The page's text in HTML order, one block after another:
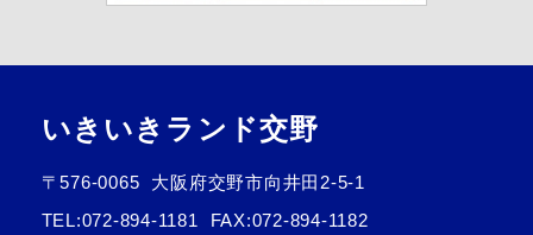
いきいきランド交野
〒576-0065
大阪府交野市向井田2-5-1
TEL:072-894-1181
FAX:072-894-1182